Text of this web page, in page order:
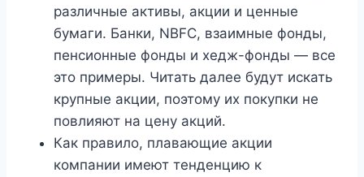
различные активы, акции и ценные
бумаги. Банки, NBFC, взаимные фонды,
пенсионные фонды и хедж-фонды — все
это примеры. Читать далее будут искать
крупные акции, поэтому их покупки не
повлияют на цену акций.
Как правило, плавающие акции
компании имеют тенденцию к